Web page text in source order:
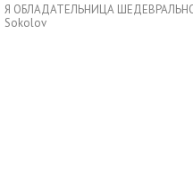
Я ОБЛАДАТЕЛЬНИЦА ШЕДЕВРАЛЬНО
Sokolov